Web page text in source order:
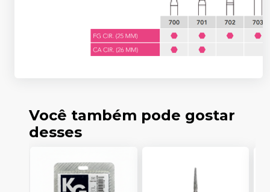
Você também pode gostar
desses